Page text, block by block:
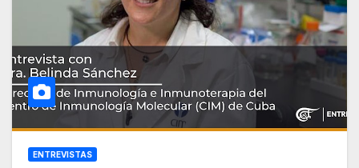
ENTREVISTAS